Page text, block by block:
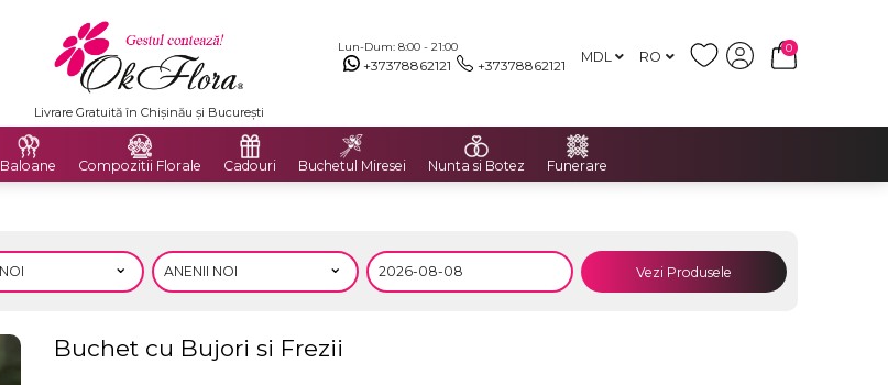
Lun-Dum: 8:00 - 21:00
+37378862121 +37378862121 MDL RO
0
Livrare Gratuită în Chișinău și București
Baloane Compozitii Florale Cadouri Buchetul Miresei Nunta si Botez Funerare
Vezi Produsele
Buchet cu Bujori si Frezii